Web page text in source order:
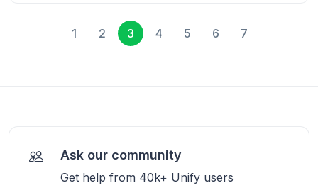
1 2 3 4 5 6 7
Ask our community
Get help from 40k+ Unify users